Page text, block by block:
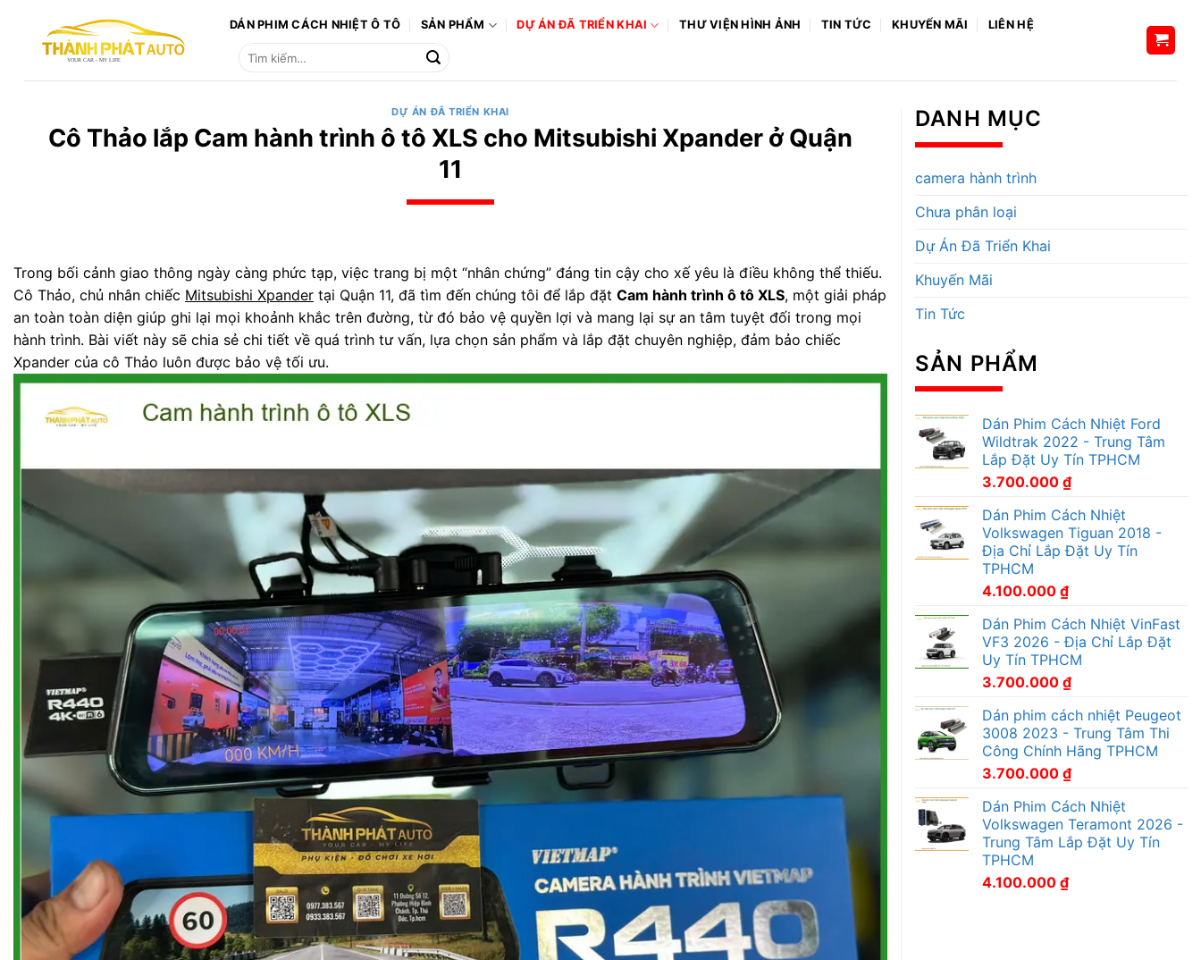
dung
DÁN PHIM CÁCH NHIỆT Ô TÔ SẢN PHẨM DỰ ÁN ĐÃ TRIỂN KHAI THƯ VIỆN HÌNH ẢNH TIN TỨC KHUYẾN MÃI
LIÊN HỆ
Tìm
DỰ ÁN ĐÃ TRIỂN KHAI
Cô Thảo lắp Cam hành trình ô tô XLS cho Mitsubishi Xpander ở Quận
11
Trong bối cảnh giao thông ngày càng phức tạp, việc trang bị một “nhân chứng” đáng tin cậy cho xế yêu là điều không thể thiếu.
Cô Thảo, chủ nhân chiếc Mitsubishi Xpander tại Quận 11, đã tìm đến chúng tôi để lắp đặt Cam hành trình ô tô XLS, một giải pháp
an toàn toàn diện giúp ghi lại mọi khoảnh khắc trên đường, từ đó bảo vệ quyền lợi và mang lại sự an tâm tuyệt đối trong mọi
hành trình. Bài viết này sẽ chia sẻ chi tiết về quá trình tư vấn, lựa chọn sản phẩm và lắp đặt chuyên nghiệp, đảm bảo chiếc
Xpander của cô Thảo luôn được bảo vệ tối ưu.
DANH MỤC
camera hành trình
Chưa phân loại
Dự Án Đã Triển Khai
Khuyến Mãi
Tin Tức
SẢN PHẨM
Dán Phim Cách Nhiệt Ford
Wildtrak 2022 - Trung Tâm
Lắp Đặt Uy Tín TPHCM
3.700.000 ₫
Dán Phim Cách Nhiệt
Volkswagen Tiguan 2018 -
Địa Chỉ Lắp Đặt Uy Tín
TPHCM
4.100.000 ₫
Dán Phim Cách Nhiệt VinFast
VF3 2026 - Địa Chỉ Lắp Đặt
Uy Tín TPHCM
3.700.000 ₫
Dán phim cách nhiệt Peugeot
3008 2023 - Trung Tâm Thi
Công Chính Hãng TPHCM
3.700.000 ₫
Dán Phim Cách Nhiệt
Volkswagen Teramont 2026 -
Trung Tâm Lắp Đặt Uy Tín
TPHCM
4.100.000 ₫